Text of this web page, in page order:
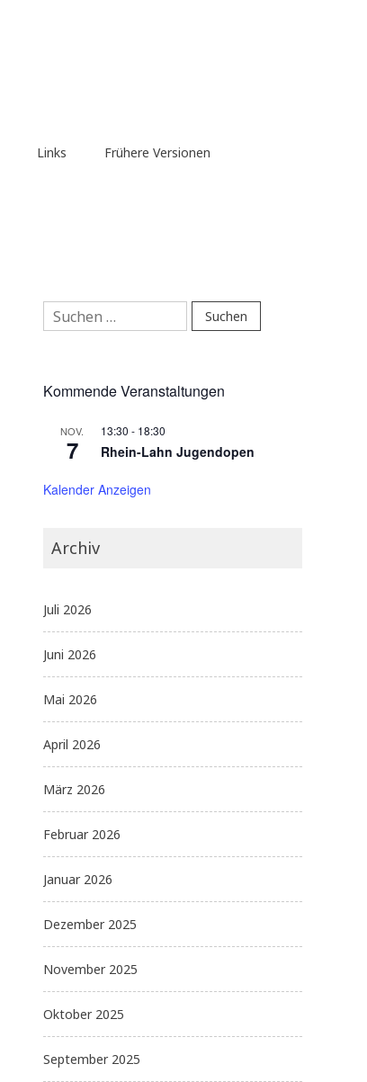
Links Frühere Versionen
Suchen
nach:
Kommende Veranstaltungen
NOV.
7
13:30 - 18:30
Rhein-Lahn Jugendopen
Kalender Anzeigen
Archiv
Juli 2026
Juni 2026
Mai 2026
April 2026
März 2026
Februar 2026
Januar 2026
Dezember 2025
November 2025
Oktober 2025
September 2025